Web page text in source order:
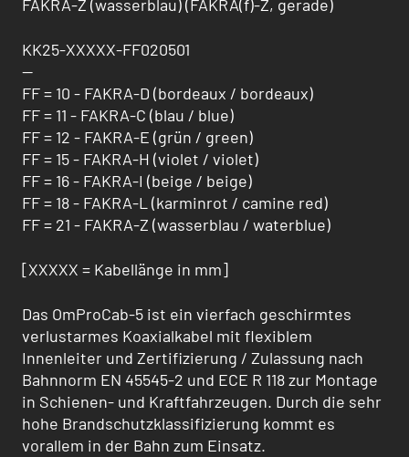
FAKRA-Z (wasserblau) (FAKRA(f)-Z, gerade)
KK25-XXXXX-FF020501
--
FF = 10 - FAKRA-D (bordeaux / bordeaux)
FF = 11 - FAKRA-C (blau / blue)
FF = 12 - FAKRA-E (grün / green)
FF = 15 - FAKRA-H (violet / violet)
FF = 16 - FAKRA-I (beige / beige)
FF = 18 - FAKRA-L (karminrot / camine red)
FF = 21 - FAKRA-Z (wasserblau / waterblue)
[XXXXX = Kabellänge in mm]
Das OmProCab-5 ist ein vierfach geschirmtes
verlustarmes Koaxialkabel mit flexiblem
Innenleiter und Zertifizierung / Zulas­sung nach
Bahnnorm EN 45545-2 und ECE R 118 zur Montage
in Schienen- und Kraftfahrzeugen. Durch die sehr
hohe Brandschutzklassifizierung kommt es
vorallem in der Bahn zum Einsatz.